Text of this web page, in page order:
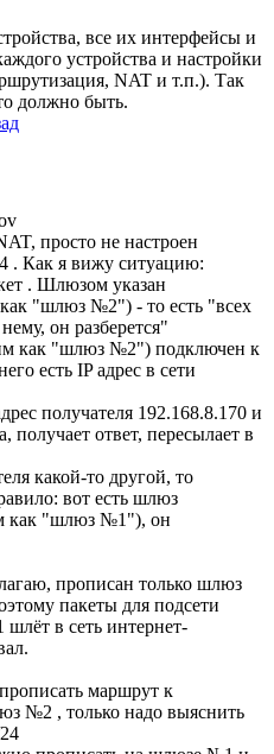
все их интерфейсы и
устройства и настройки
NAT и т.п.). Так
должно быть.
просто не настроен
. Как я вижу ситуацию:
. Шлюзом указан
"шлюз №2") - то есть "всех
он разберется"
как "шлюз №2") подключен к
есть IP адрес в сети
получателя 192.168.8.170 и
получает ответ, пересылает в
какой-то другой, то
вот есть шлюз
как "шлюз №1"), он
прописан только шлюз
пакеты для подсети
в сеть интернет-
маршрут к
№2 , только надо выяснить